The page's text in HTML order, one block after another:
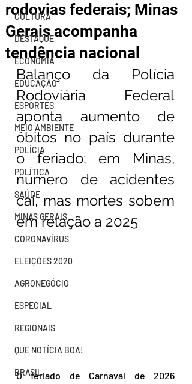
CULTURA
DESTAQUE
ECONOMIA
EDUCAÇÃO
ESPORTES
MEIO AMBIENTE
POLÍCIA
POLÍTICA
SAÚDE
MINAS GERAIS
CORONAVÍRUS
ELEIÇÕES 2020
AGRONEGÓCIO
ESPECIAL
REGIONAIS
QUE NOTÍCIA BOA!
BRASIL
rodovias federais; Minas
Gerais acompanha
tendência nacional
Balanço da Polícia
Rodoviária Federal
aponta aumento de
óbitos no país durante
o feriado; em Minas,
número de acidentes
cai, mas mortes sobem
em relação a 2025
O feriado de Carnaval de 2026